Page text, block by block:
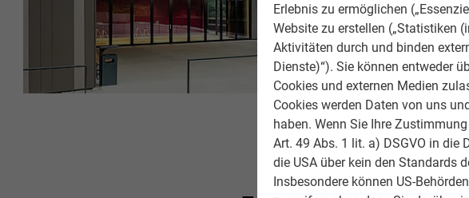
Erlebnis zu ermöglichen
Website zu erstellen („Statistiken
Aktivitäten durch und binden
Dienste)“). Sie können entweder
Cookies und externen Medien
Cookies werden Daten von uns
haben. Wenn Sie Ihre
Art. 49 Abs. 1 lit. a) DSGVO in die
die USA über kein den Standards
Insbesondere können US-